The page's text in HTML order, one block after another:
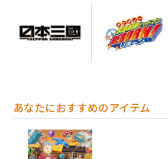
あなたにおすすめのアイテム